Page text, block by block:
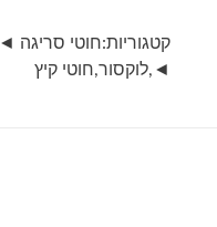
קטגוריות:חוטי סריגה ◄
◄
,לוקסור,חוטי קיץ